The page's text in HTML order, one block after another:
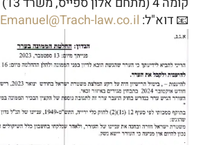
📧 דוא"ל: Emanuel@Trach-law.co.il